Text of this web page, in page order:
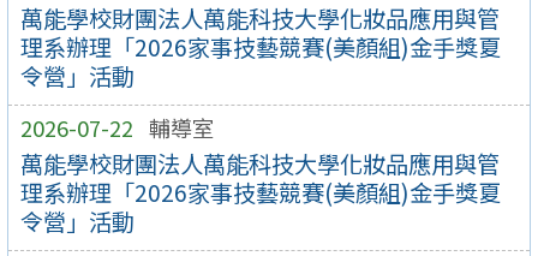
萬能學校財團法人萬能科技大學化妝品應用與管
理系辦理「2026家事技藝競賽(美顏組)金手獎夏
令營」活動
2026-07-22 輔導室
萬能學校財團法人萬能科技大學化妝品應用與管
理系辦理「2026家事技藝競賽(美顏組)金手獎夏
令營」活動